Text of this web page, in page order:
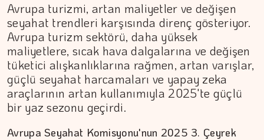
Avrupa turizmi, artan maliyetler ve değişen
seyahat trendleri karşısında direnç gösteriyor.
Avrupa turizm sektörü, daha yüksek
maliyetlere, sıcak hava dalgalarına ve değişen
tüketici alışkanlıklarına rağmen, artan varışlar,
güçlü seyahat harcamaları ve yapay zeka
araçlarının artan kullanımıyla 2025'te güçlü
bir yaz sezonu geçirdi.
Avrupa Seyahat Komisyonu'nun 2025 3. Çeyrek
Yoğunluktan kaçarken yoğunlaştırdığımız…